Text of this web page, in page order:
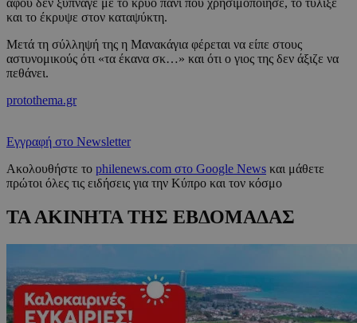
αφού δεν ξύπναγε με το κρύο πανί που χρησιμοποίησε, το τύλιξε
και το έκρυψε στον καταψύκτη.
Μετά τη σύλληψή της η Μανακάγια φέρεται να είπε στους
αστυνομικούς ότι «τα έκανα σκ…» και ότι ο γιος της δεν άξιζε να
πεθάνει.
protothema.gr
Εγγραφή στο Newsletter
Ακολουθήστε το philenews.com στο Google News και μάθετε
πρώτοι όλες τις ειδήσεις για την Κύπρο και τον κόσμο
ΤΑ ΑΚΙΝΗΤΑ ΤΗΣ ΕΒΔΟΜΑΔΑΣ